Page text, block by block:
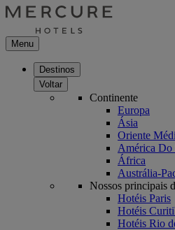
Menu
Destinos
Voltar
Continente
Europa
Ásia
Oriente
América Do
África
Austrália-
Nossos principais
Hotéis Paris
Hotéis
Hotéis Rio